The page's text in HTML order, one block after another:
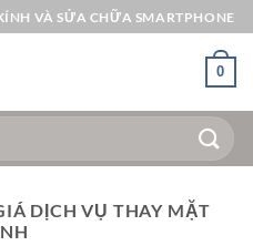
VÀ SỬA CHỮA SMARTPHONE
0
DỊCH VỤ THAY MẶT